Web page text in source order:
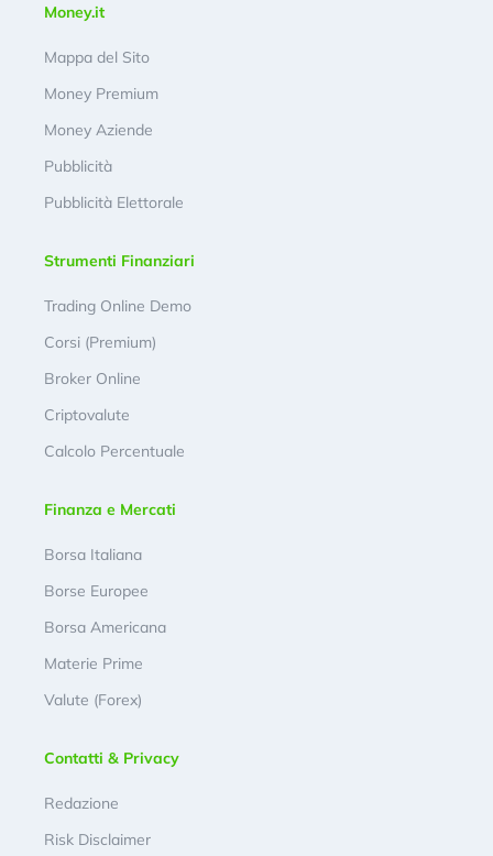
Money.it
Mappa del Sito
Money Premium
Money Aziende
Pubblicità
Pubblicità Elettorale
Strumenti Finanziari
Trading Online Demo
Corsi (Premium)
Broker Online
Criptovalute
Calcolo Percentuale
Finanza e Mercati
Borsa Italiana
Borse Europee
Borsa Americana
Materie Prime
Valute (Forex)
Contatti & Privacy
Redazione
Risk Disclaimer